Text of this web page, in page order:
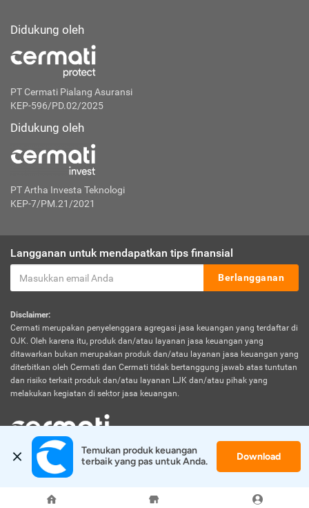
Didukung oleh
PT Cermati Pialang Asuransi
KEP-596/PD.02/2025
Didukung oleh
PT Artha Investa Teknologi
KEP-7/PM.21/2021
Langganan untuk mendapatkan tips finansial
Berlangganan
Disclaimer:
Cermati merupakan penyelenggara agregasi jasa keuangan yang terdaftar di
OJK. Oleh karena itu, produk dan/atau layanan jasa keuangan yang
ditawarkan bukan merupakan produk dan/atau layanan jasa keuangan yang
diterbitkan oleh Cermati dan Cermati tidak bertanggung jawab atas tuntutan
dan risiko terkait produk dan/atau layanan LJK dan/atau pihak yang
melakukan kegiatan di sektor jasa keuangan.
© 2026 Cermati. All Rights Reserved.
Temukan produk keuangan
terbaik yang pas untuk Anda.
Download